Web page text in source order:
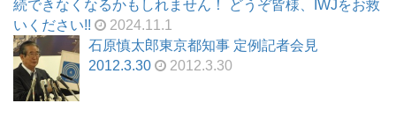
続できなくなるかもしれません！ どうぞ皆様、IWJをお救
いください!!
2024.11.1
石原慎太郎東京都知事 定例記者会見
2012.3.30
2012.3.30